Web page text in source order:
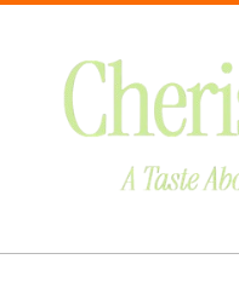
content